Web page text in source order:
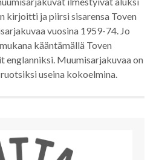
kirjoitti ja piirsi sisarensa Toven
vuosina 1959-74. Jo
kääntämällä Toven
Muumisarjakuvaa on
useina kokoelmina.